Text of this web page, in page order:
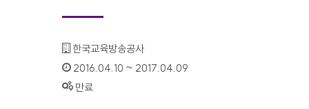
기관명 :
한국교육방송공사
인증기간 :
2016.04.10 ~ 2017.04.09
상태 :
만료